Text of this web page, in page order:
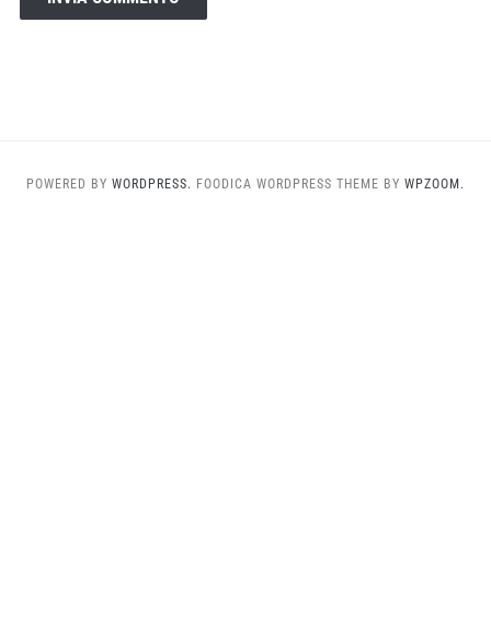
POWERED BY WORDPRESS. FOODICA WORDPRESS THEME BY WPZOOM.